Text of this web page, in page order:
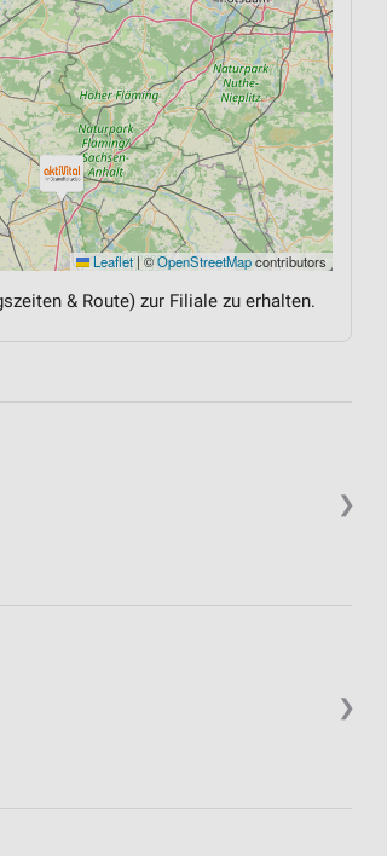
Leaflet|©OpenStreetMapcontributors
& Route) zur Filiale zu erhalten.
❯
❯